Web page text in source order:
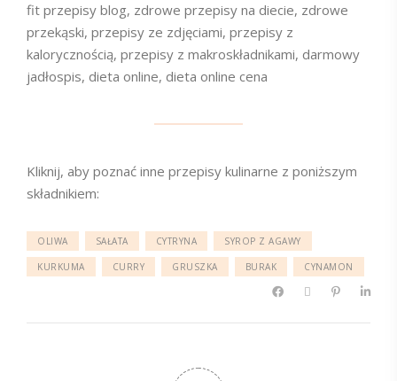
fit przepisy blog, zdrowe przepisy na diecie, zdrowe
przekąski, przepisy ze zdjęciami, przepisy z
kalorycznością, przepisy z makroskładnikami, darmowy
jadłospis, dieta online, dieta online cena
Kliknij, aby poznać inne przepisy kulinarne z poniższym
składnikiem:
OLIWA SAŁATA CYTRYNA SYROP Z AGAWY
KURKUMA CURRY GRUSZKA BURAK CYNAMON